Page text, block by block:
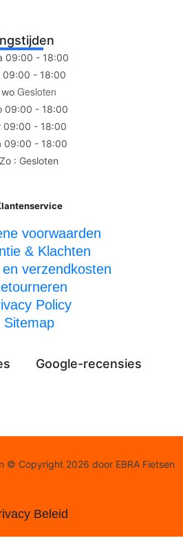
09:00 - 18:00
09:00 - 18:00
wo Gesloten
09:00 - 18:00
09:00 - 18:00
09:00 - 18:00
Zo : Gesloten
voorwaarden
& Klachten
verzendkosten
Policy
Sitemap
Google-recensies
© Copyright 2026 door EBRA Fietsen
Beleid